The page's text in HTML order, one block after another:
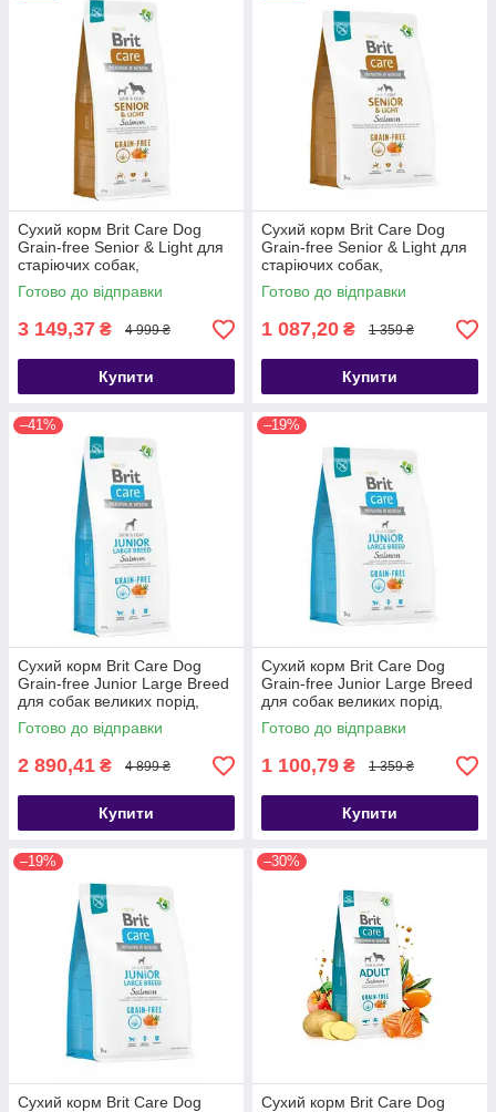
Сухий корм Brit Care Dog
Grain-free Senior & Light для
старіючих собак,
беззерновий з лососем, 12 кг
Готово до відправки
3 149,37 ₴ 4 999 ₴
Купити
Сухий корм Brit Care Dog
Grain-free Senior & Light для
старіючих собак,
беззерновий з лососем, 3 кг
Готово до відправки
1 087,20 ₴ 1 359 ₴
Купити
–41%
Сухий корм Brit Care Dog
Grain-free Junior Large Breed
для собак великих порід,
беззерновий з лососем, 12 кг
Готово до відправки
2 890,41 ₴ 4 899 ₴
Купити
–19%
Сухий корм Brit Care Dog
Grain-free Junior Large Breed
для собак великих порід,
беззерновий з лососем, 3 кг
Готово до відправки
1 100,79 ₴ 1 359 ₴
Купити
–19%
Сухий корм Brit Care Dog
–30%
Сухий корм Brit Care Dog